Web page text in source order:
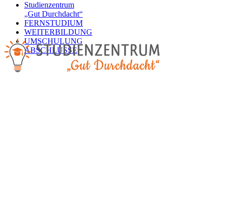
Studienzentrum
„Gut Durchdacht“
FERNSTUDIUM
WEITERBILDUNG
UMSCHULUNG
ABSCHLÜSSE